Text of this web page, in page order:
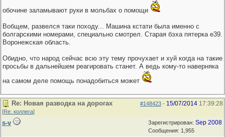
обочине заламывают руки в мольбах о помощи
Вобщем, развелся таки походу... Машина кстати была именно с
болгарскими номерами, специально смотрел. Старая бэха пятерка е39.
Воронежская область.
Обидно, что народ сейчас всю эту тему прочухает и хуй когда на такие
просьбы в дальнейшем реагировать станет. А ведь кому-то наверняка
на самом деле помощь понадобиться может
#148423 - 15/07/2014 17:39:28
Re: Новая разводка на дорогах
[Re: коллега]
Зарегистрирован: Sep 2008
Сообщения: 1,955
s-v